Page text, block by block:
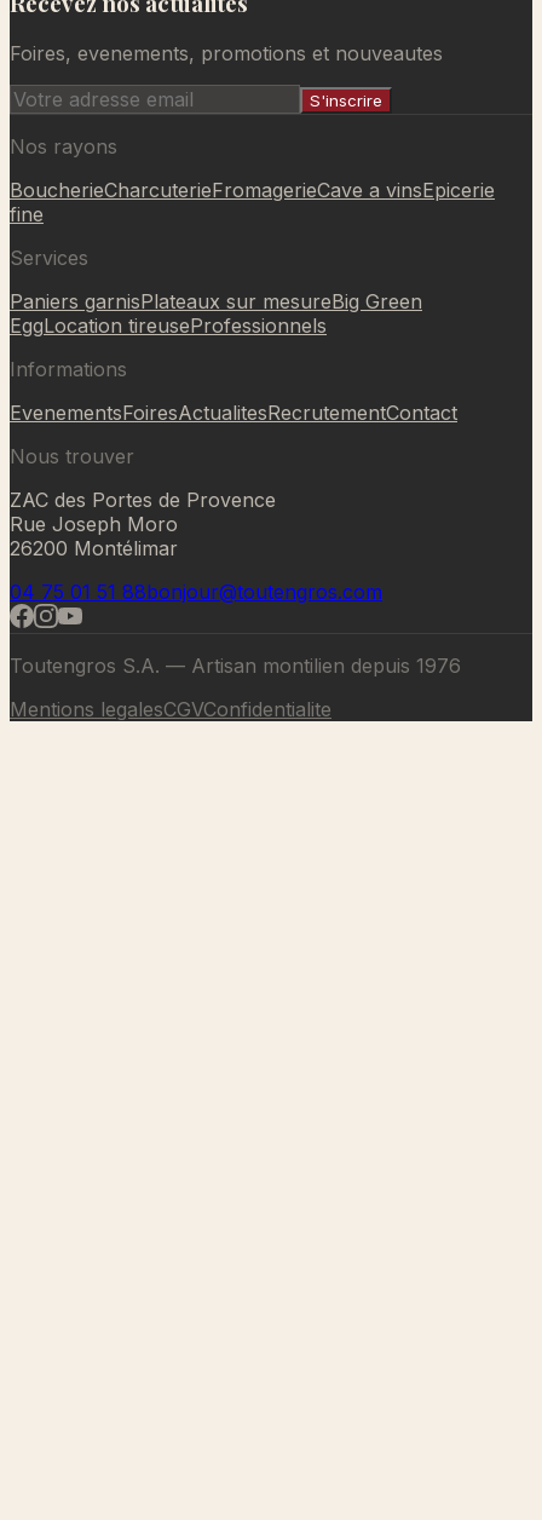
Foires, evenements, promotions et nouveautes
S'inscrire
Nos rayons
BoucherieCharcuterieFromagerieCave a vinsEpicerie
fine
Services
Paniers garnisPlateaux sur mesureBig Green
EggLocation tireuseProfessionnels
Informations
EvenementsFoiresActualitesRecrutementContact
Nous trouver
ZAC des Portes de Provence
Rue Joseph Moro
26200 Montélimar
04 75 01 51 88bonjour@toutengros.com
Toutengros S.A. — Artisan montilien depuis 1976
Mentions legalesCGVConfidentialite